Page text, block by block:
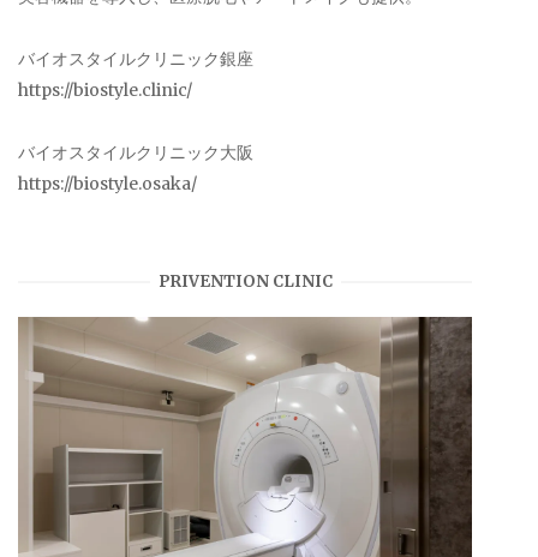
バイオスタイルクリニック銀座
https://biostyle.clinic/
バイオスタイルクリニック大阪
https://biostyle.osaka/
PRIVENTION CLINIC